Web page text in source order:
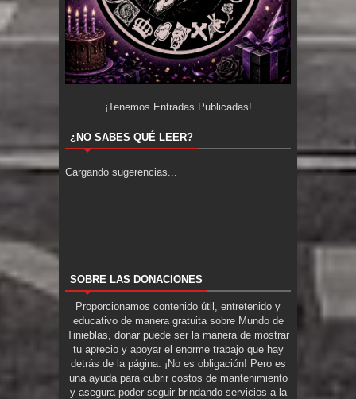
¡Tenemos Entradas Publicadas!
¿NO SABES QUÉ LEER?
Cargando sugerencias...
SOBRE LAS DONACIONES
Proporcionamos contenido útil, entretenido y
educativo de manera gratuita sobre Mundo de
Tinieblas, donar puede ser la manera de mostrar
tu aprecio y apoyar el enorme trabajo que hay
detrás de la página. ¡No es obligación! Pero es
una ayuda para cubrir costos de mantenimiento
y asegura poder seguir brindando servicios a la